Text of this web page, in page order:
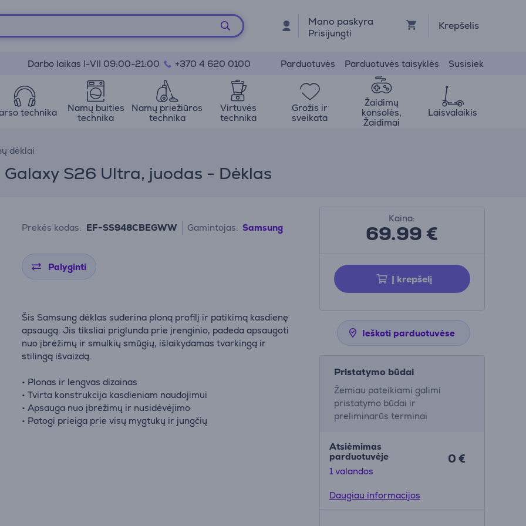
Mano paskyra
Prisijungti
Krepšelis
Darbo laikas I-VII 09:00-21:00 +370 4 620 0100 Parduotuvės Parduotuvės taisyklės Susisiek
technika
Namų buities
technika
Namų priežiūros
technika
Virtuvės
technika
Grožis ir
sveikata
Žaidimų
konsolės,
Žaidimai
Laisvalaikis
dėklai
S26 Ultra, juodas - Dėklas
Prekės kodas: EF-SS948CBEGWW Gamintojas: Samsung
Palyginti
Šis Samsung dėklas suderina ploną profilį ir patikimą kasdienę
apsaugą. Jis tiksliai priglunda prie įrenginio, padeda apsaugoti
nuo įbrėžimų ir smulkių smūgių, išlaikydamas tvarkingą ir
stilingą išvaizdą.
• Plonas ir lengvas dizainas
• Tvirta konstrukcija kasdieniam naudojimui
• Apsauga nuo įbrėžimų ir nusidėvėjimo
• Patogi prieiga prie visų mygtukų ir jungčių
Kaina:
69.99€
Į krepšelį
Ieškoti parduotuvėse
Pristatymo būdai
Žemiau pateikiami galimi
pristatymo būdai ir
preliminarūs terminai
Atsiėmimas
parduotuvėje
1 valandos
0 €
Daugiau informacijos